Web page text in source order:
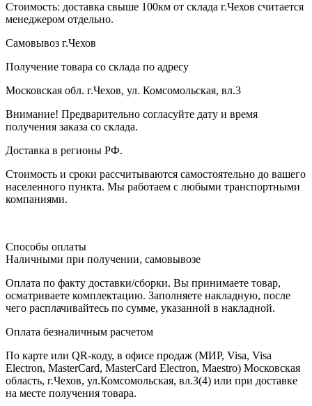
Стоимость: доставка свыше 100км от склада г.Чехов считается
менеджером отдельно.
Самовывоз г.Чехов
Получение товара со склада по адресу
Московская обл. г.Чехов, ул. Комсомольская, вл.3
Внимание! Предварительно согласуйте дату и время
получения заказа со склада.
Доставка в регионы РФ.
Стоимость и сроки рассчитываются самостоятельно до вашего
населенного пункта. Мы работаем с любыми транспортными
компаниями.
Способы оплаты
Наличными при получении, самовывозе
Оплата по факту доставки/сборки. Вы принимаете товар,
осматриваете комплектацию. Заполняете накладную, после
чего расплачивайтесь по сумме, указанной в накладной.
Оплата безналичным расчетом
По карте или QR-коду, в офисе продаж (МИР, Visa, Visa
Electron, MasterCard, MasterCard Electron, Maestro) Московская
область, г.Чехов, ул.Комсомольская, вл.3(4) или при доставке
на месте получения товара.